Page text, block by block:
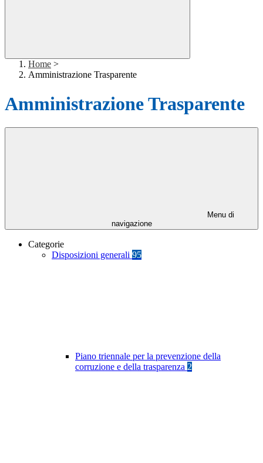
Home >
Amministrazione Trasparente
Amministrazione Trasparente
Menu di
navigazione
Categorie
Disposizioni generali 95
Piano triennale per la prevenzione della
corruzione e della trasparenza 2